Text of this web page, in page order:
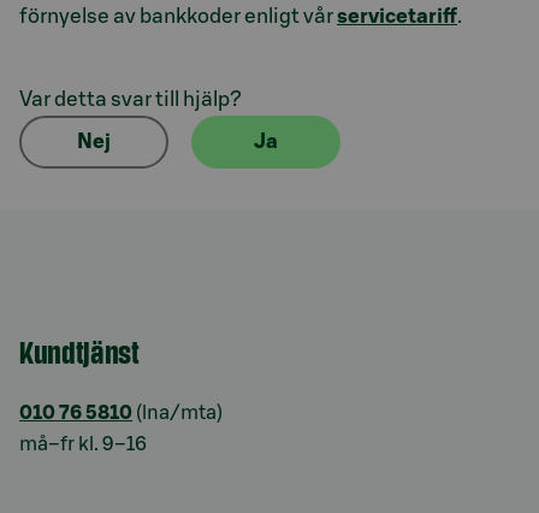
förnyelse av bankkoder enligt vårservicetariff.
Var detta svar till hjälp?
Nej Ja
Kundtjänst
010 76 5810 (lna/mta)
må–fr kl. 9–16